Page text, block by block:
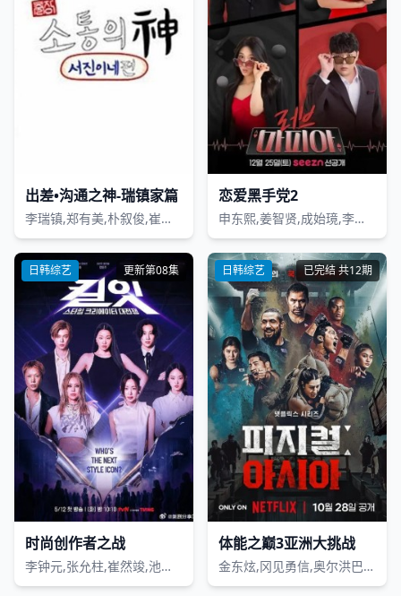
出差•沟通之神-瑞镇家篇
李瑞镇,郑有美,朴叙俊,崔宇植,金泰亨
恋爱黑手党2
申东熙,姜智贤,成始璄,李惠成
日韩综艺 更新第08集
时尚创作者之战
李钟元,张允柱,崔然竣,池贤静,车正元,安雅琳,양갱
日韩综艺 已完结 共12期
体能之巅3亚洲大挑战
金东炫,冈见勇信,奥尔洪巴亚尔·巴亚尔赛汗,雷谢普·卡拉